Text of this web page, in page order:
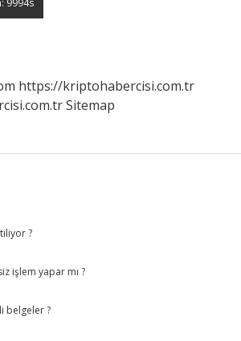
https://kriptohabercisi.com.tr
Sitemap
?
işlem yapar mı ?
belgeler ?